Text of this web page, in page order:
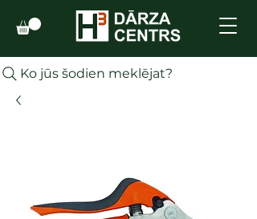
Ko jūs šodien meklējat?